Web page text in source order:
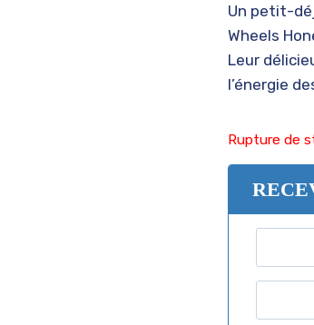
Un petit-
Wheels
Leur
l’énergie
Rupture de